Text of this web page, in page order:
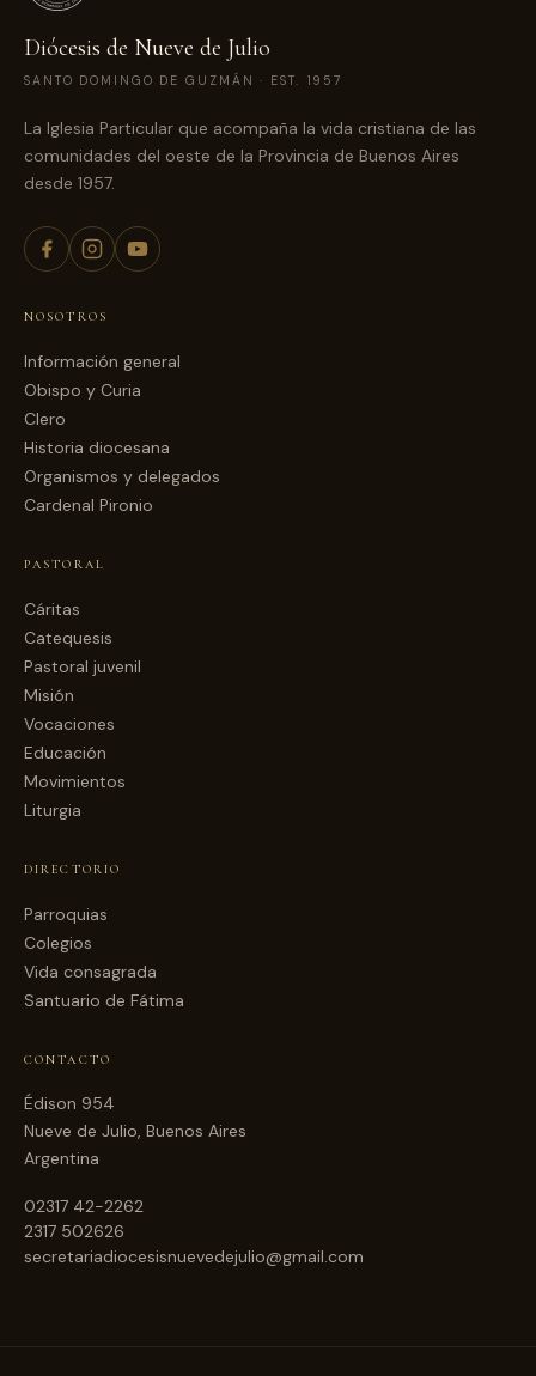
Diócesis de Nueve de Julio
SANTO DOMINGO DE GUZMÁN · EST. 1957
La Iglesia Particular que acompaña la vida cristiana de las
comunidades del oeste de la Provincia de Buenos Aires
desde 1957.
NOSOTROS
Información general
Obispo y Curia
Clero
Historia diocesana
Organismos y delegados
Cardenal Pironio
PASTORAL
Cáritas
Catequesis
Pastoral juvenil
Misión
Vocaciones
Educación
Movimientos
Liturgia
DIRECTORIO
Parroquias
Colegios
Vida consagrada
Santuario de Fátima
CONTACTO
Édison 954
Nueve de Julio, Buenos Aires
Argentina
02317 42-2262
2317 502626
secretariadiocesisnuevedejulio@gmail.com